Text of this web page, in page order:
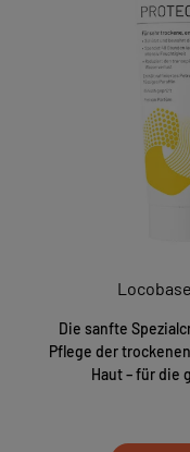
Die sanfte
Pflege der
Haut – für die